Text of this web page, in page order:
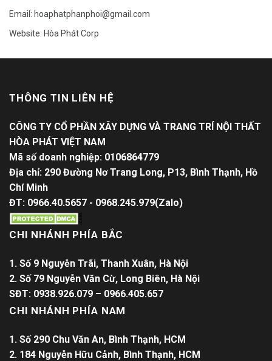
Email: hoaphatphanphoi@gmail.com
Website: Hòa Phát Corp
THÔNG TIN LIÊN HỆ
CÔNG TY CỔ PHẦN XÂY DỰNG VÀ TRANG TRÍ NỘI THẤT
HÒA PHÁT VIỆT NAM
Mã số doanh nghiệp: 0106864779
Địa chỉ: 290 Đường Nơ Trang Long, P13, Bình Thạnh, Hồ
Chí Minh
ĐT: 0966.40.5657 - 0968.245.979(Zalo)
CHI NHÁNH PHÍA BẮC
1. Số 9 Nguyễn Trãi, Thanh Xuân, Hà Nội
2. Số 79 Nguyễn Văn Cừ, Long Biên, Hà Nội
SĐT: 0938.926.079 – 0966.405.657
CHI NHÁNH PHÍA NAM
1. Số 290 Chu Văn An, Bình Thạnh, HCM
2. 184 Nguyễn Hữu Cảnh, Bình Thạnh, HCM